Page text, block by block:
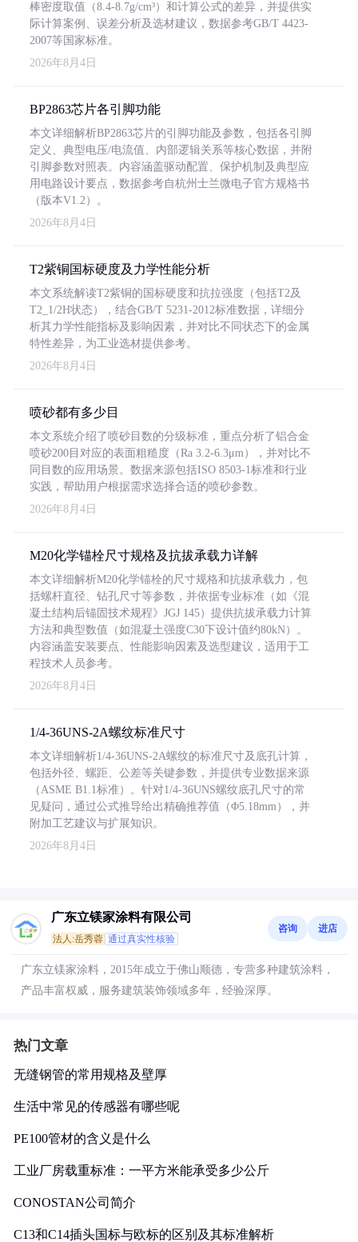
棒密度取值（8.4-8.7g/cm³）和计算公式的差异，并提供实
际计算案例、误差分析及选材建议，数据参考GB/T 4423-
2007等国家标准。
2026年8月4日
BP2863芯片各引脚功能
本文详细解析BP2863芯片的引脚功能及参数，包括各引脚
定义、典型电压/电流值、内部逻辑关系等核心数据，并附
引脚参数对照表。内容涵盖驱动配置、保护机制及典型应
用电路设计要点，数据参考自杭州士兰微电子官方规格书
（版本V1.2）。
2026年8月4日
T2紫铜国标硬度及力学性能分析
本文系统解读T2紫铜的国标硬度和抗拉强度（包括T2及
T2_1/2H状态），结合GB/T 5231-2012标准数据，详细分
析其力学性能指标及影响因素，并对比不同状态下的金属
特性差异，为工业选材提供参考。
2026年8月4日
喷砂都有多少目
本文系统介绍了喷砂目数的分级标准，重点分析了铝合金
喷砂200目对应的表面粗糙度（Ra 3.2-6.3μm），并对比不
同目数的应用场景。数据来源包括ISO 8503-1标准和行业
实践，帮助用户根据需求选择合适的喷砂参数。
2026年8月4日
M20化学锚栓尺寸规格及抗拔承载力详解
本文详细解析M20化学锚栓的尺寸规格和抗拔承载力，包
括螺杆直径、钻孔尺寸等参数，并依据专业标准（如《混
凝土结构后锚固技术规程》JGJ 145）提供抗拔承载力计算
方法和典型数值（如混凝土强度C30下设计值约80kN）。
内容涵盖安装要点、性能影响因素及选型建议，适用于工
程技术人员参考。
2026年8月4日
1/4-36UNS-2A螺纹标准尺寸
本文详细解析1/4-36UNS-2A螺纹的标准尺寸及底孔计算，
包括外径、螺距、公差等关键参数，并提供专业数据来源
（ASME B1.1标准）。针对1/4-36UNS螺纹底孔尺寸的常
见疑问，通过公式推导给出精确推荐值（Φ5.18mm），并
附加工艺建议与扩展知识。
2026年8月4日
广东立镁家涂料有限公司
法人:岳秀蓉 通过真实性核验
咨询 进店
广东立镁家涂料，2015年成立于佛山顺德，专营多种建筑涂料，
产品丰富权威，服务建筑装饰领域多年，经验深厚。
热门文章
无缝钢管的常用规格及壁厚
生活中常见的传感器有哪些呢
PE100管材的含义是什么
工业厂房载重标准：一平方米能承受多少公斤
CONOSTAN公司简介
C13和C14插头国标与欧标的区别及其标准解析